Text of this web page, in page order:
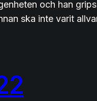
och han
ska inte varit